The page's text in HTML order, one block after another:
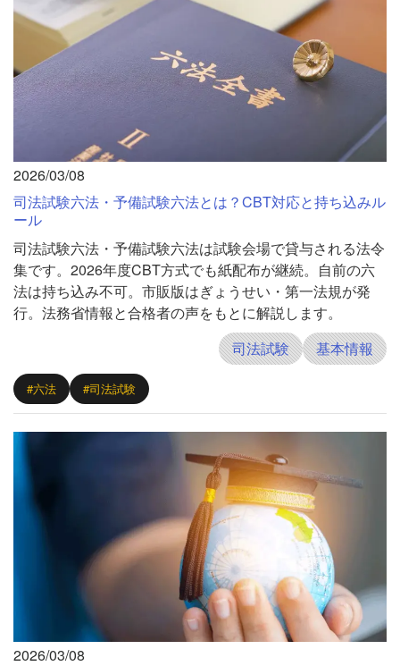
2026/03/08
司法試験六法・予備試験六法とは？CBT対応と持ち込みル
ール
司法試験六法・予備試験六法は試験会場で貸与される法令
集です。2026年度CBT方式でも紙配布が継続。自前の六
法は持ち込み不可。市販版はぎょうせい・第一法規が発
行。法務省情報と合格者の声をもとに解説します。
司法試験
基本情報
#六法 #司法試験
2026/03/08